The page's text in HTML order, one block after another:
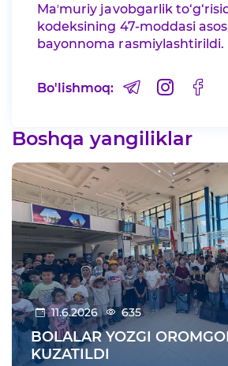
Maʼmuriy javobgarlik
kodeksining 47-moddasi
bayonnoma rasmiylashtirildi.
Bo'lishmoq:
Boshqa yangiliklar
11.6.2026 635
BOLALAR YOZGI
KUZATILDI